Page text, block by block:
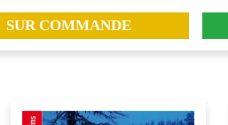
SUR COMMANDE